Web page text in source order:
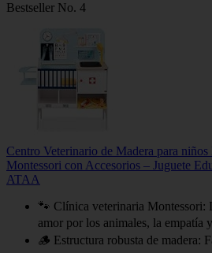
Bestseller No. 4
Centro Veterinario de Madera para
Montessori con Accesorios – Juguete
ATAA
🐾 Clínica veterinaria Montessori:
amor por los animales, la empatía
🪵 Estructura robusta de madera: